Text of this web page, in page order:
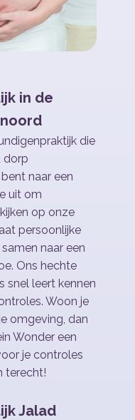
in de
die
dorp
naar een
uit om
op onze
persoonlijke
naar een
Ons hechte
snel leert kennen
Woon je
omgeving, dan
Wonder een
je controles
terecht!
Jalad